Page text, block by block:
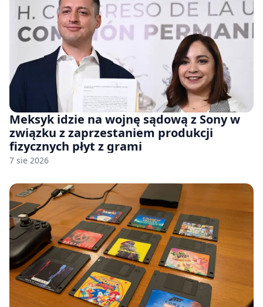
Meksyk idzie na wojnę sądową z Sony w
związku z zaprzestaniem produkcji
fizycznych płyt z grami
7 sie 2026